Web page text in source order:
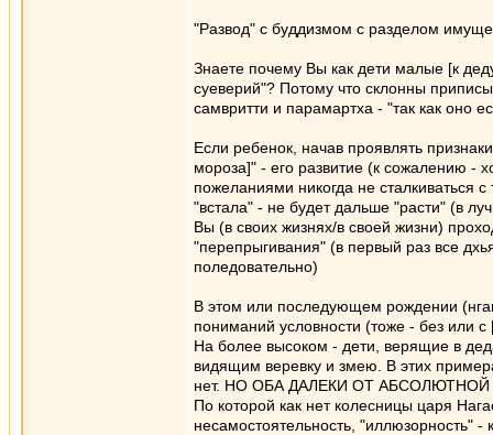
"Развод" с буддизмом с разделом
Знаете почему Вы как дети малые [к
суеверий"? Потому что склонны
самвритти и парамартха - "так как оно
Если ребенок, начав проявлять
мороза]" - его развитие (к сожалению -
пожеланиями никогда не сталкиваться
"встала" - не будет дальше "расти" (в
Вы (в своих жизнях/в своей жизни)
"перепрыгивания" (в первый раз все
поледовательно)
В этом или последующем рождении
пониманий условности (тоже - без или с
На более высоком - дети, верящие в
видящим веревку и змею. В этих
нет. НО ОБА ДАЛЕКИ ОТ АБСОЛЮТНОЙ
По которой как нет колесницы царя
несамостоятельность, "иллюзорность"